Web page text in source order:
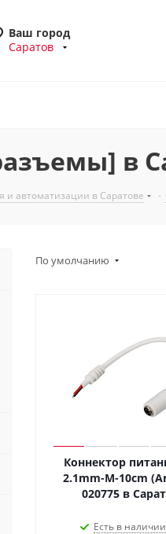
Ваш город
Саратов
в
и автоматизации в Саратове -
По умолчанию
Коннектор
2.1mm-M-10cm
020775 в
Есть в